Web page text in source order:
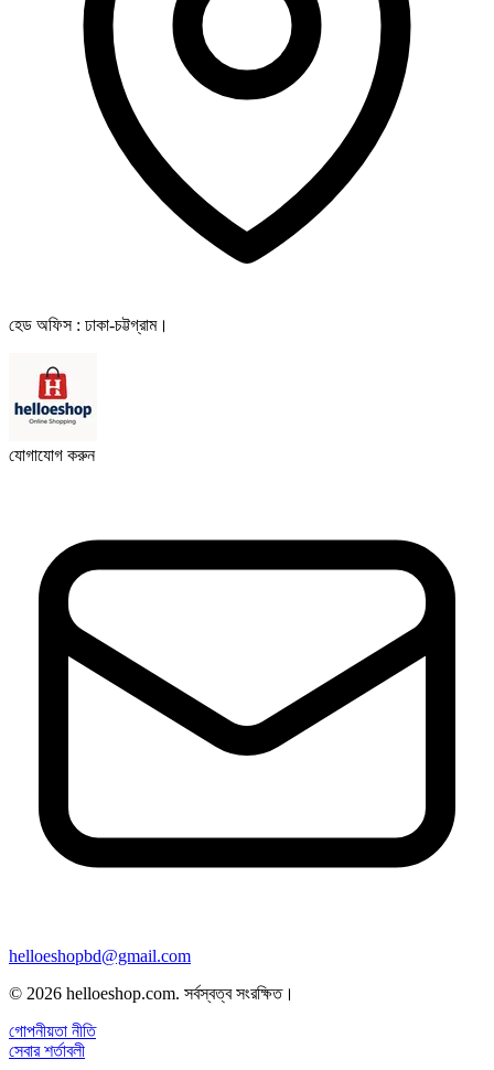
হেড অফিস : ঢাকা-চট্টগ্রাম।
যোগাযোগ করুন
helloeshopbd@gmail.com
© 2026 helloeshop.com. সর্বস্বত্ব সংরক্ষিত।
গোপনীয়তা নীতি
সেবার শর্তাবলী